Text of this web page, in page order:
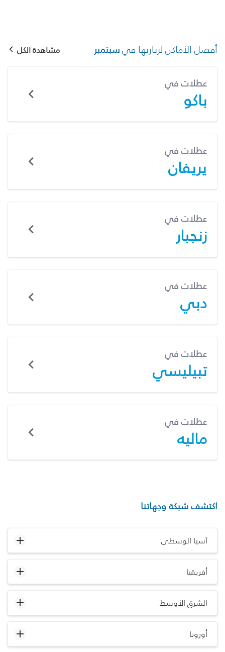
أفضل الأماكن لزيارتها فيسبتمبر مشاهدة الكل
عطلات في
باكو
عطلات في
يريفان
عطلات في
زنجبار
عطلات في
دبي
عطلات في
تبيليسي
عطلات في
ماليه
اكتشف شبكة وجهاتنا
آسيا الوسطى
أفريقيا
الشرق الأوسط
أوروبا